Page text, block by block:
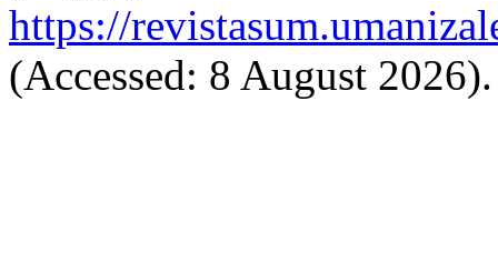
https://
(Accessed: 8 August 2026).